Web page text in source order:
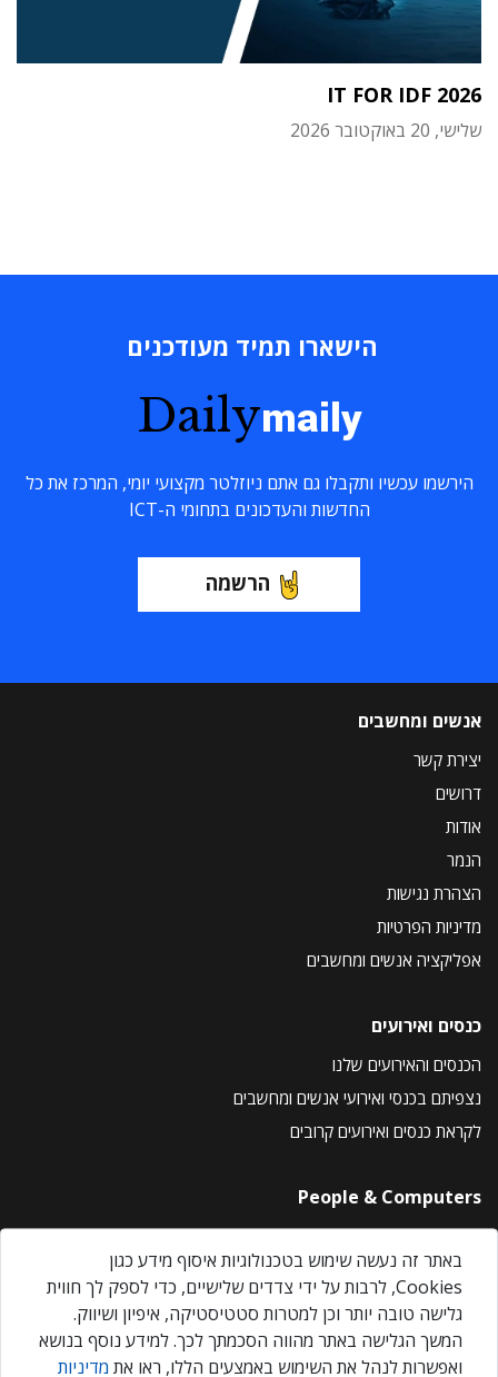
IT FOR IDF 2026
שלישי, 20 באוקטובר 2026
הישארו תמיד מעודכנים
Dailymaily
הירשמו עכשיו ותקבלו גם אתם ניוזלטר מקצועי יומי, המרכז את כל
החדשות והעדכונים בתחומי ה-ICT
הרשמה
אנשים ומחשבים
יצירת קשר
דרושים
אודות
הנמר
הצהרת נגישות
מדיניות הפרטיות
אפליקציה אנשים ומחשבים
כנסים ואירועים
הכנסים והאירועים שלנו
נצפיתם בכנסי ואירועי אנשים ומחשבים
לקראת כנסים ואירועים קרובים
People & Computers
About Us
Privacy Policy
Contact Us
Our Events
באתר זה נעשה שימוש בטכנולוגיות איסוף מידע כגון
Cookies, לרבות על ידי צדדים שלישיים, כדי לספק לך חווית
גלישה טובה יותר וכן למטרות סטטיסטיקה, איפיון ושיווק.
המשך הגלישה באתר מהווה הסכמתך לכך. למידע נוסף בנושא
ואפשרות לנהל את השימוש באמצעים הללו, ראו את מדיניות